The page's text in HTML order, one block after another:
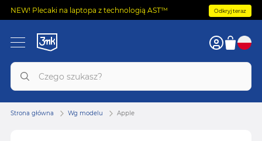
NEW! Plecaki na laptopa z technologią AST™ Odkryj teraz
Strona główna Wg modelu Apple